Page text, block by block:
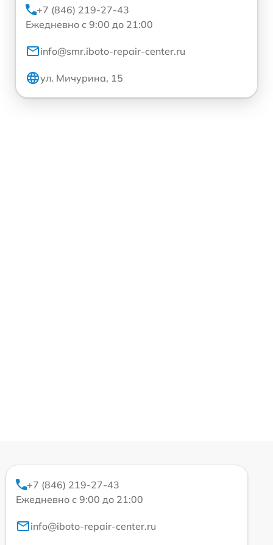
+7 (846) 219-27-43
Ежедневно с 9:00 до 21:00
info@smr.iboto-repair-center.ru
ул. Мичурина, 15
+7 (846) 219-27-43
Ежедневно с 9:00 до 21:00
info@iboto-repair-center.ru